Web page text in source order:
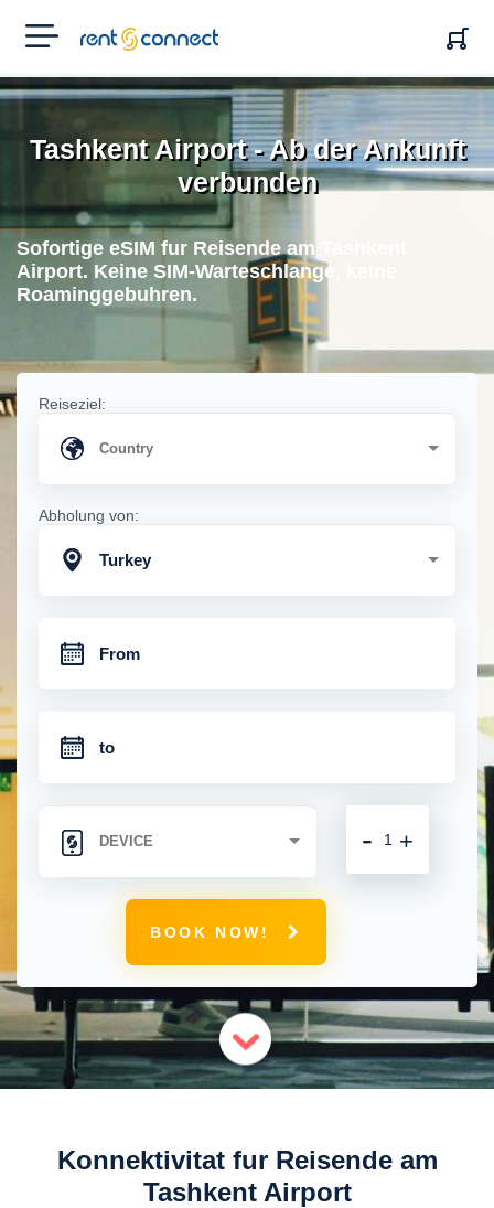
RENT'N
CONNECT
Tashkent Airport - Ab der Ankunft
verbunden
Sofortige eSIM fur Reisende am Tashkent
Airport. Keine SIM-Warteschlange, keine
Roaminggebuhren.
Reiseziel:
Abholung von:
Turkey
+
-
BOOK NOW!
Konnektivitat fur Reisende am
Tashkent Airport